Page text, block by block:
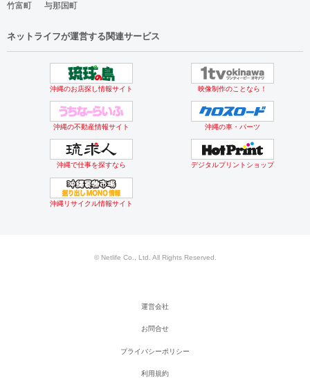
竹富町
与那国町
ネットライフが運営する関連サービス
沖縄のお店探し情報サイト 映像制作のことなら！
沖縄の不動産情報サイト 沖縄の車・パーツ
沖縄で仕事を探すなら デジタルプリントショップ
沖縄リサイクル情報サイト
© Netlife Co., Ltd. All Rights Reserved.
運営会社
お問合せ
プライバシーポリシー
利用規約